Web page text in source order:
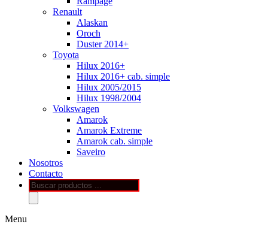
Renault
Alaskan
Oroch
Duster 2014+
Toyota
Hilux 2016+
Hilux 2016+ cab. simple
Hilux 2005/2015
Hilux 1998/2004
Volkswagen
Amarok
Amarok Extreme
Amarok cab. simple
Saveiro
Nosotros
Contacto
Búsqueda
de
productos
Menu